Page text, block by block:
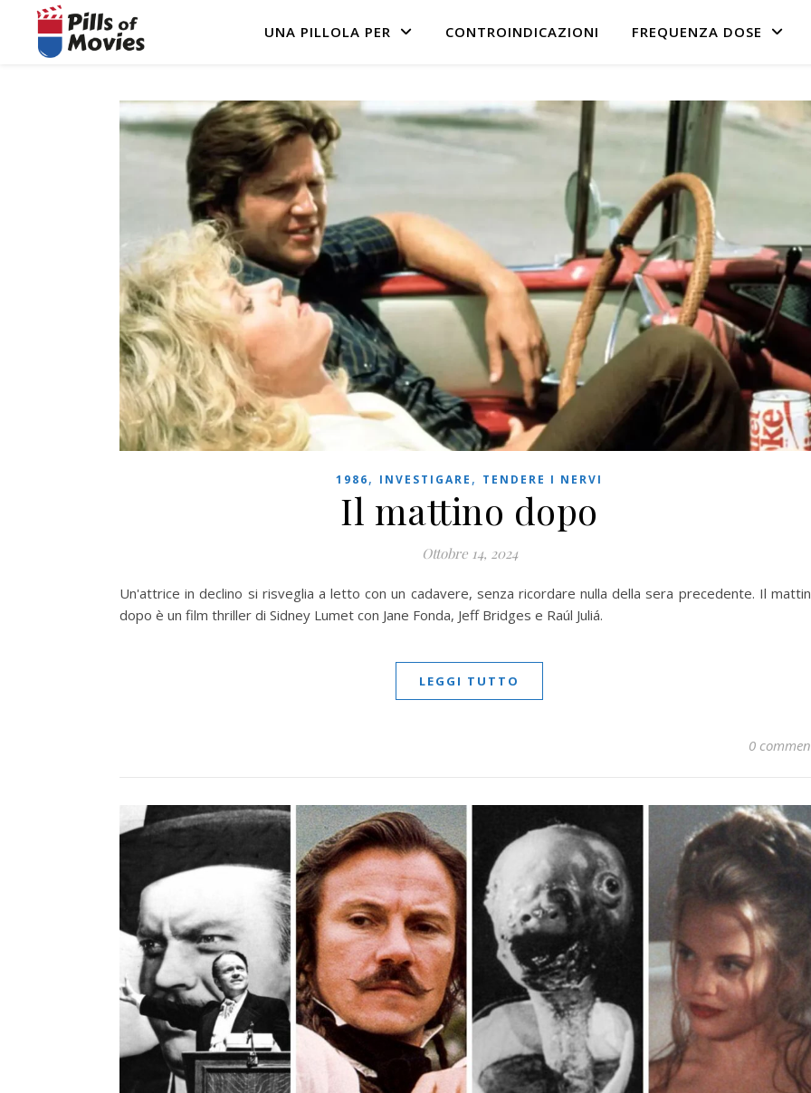
UNA PILLOLA PER CONTROINDICAZIONI FREQUENZA DOSE
1986, INVESTIGARE , TENDERE I NERVI
Il mattino dopo
Ottobre 14, 2024
Un'attrice in declino si risveglia a letto con un cadavere, senza ricordare nulla della sera precedente. Il
dopo è un film thriller di Sidney Lumet con Jane Fonda, Jeff Bridges e Raúl Juliá.
LEGGI TUTTO
0